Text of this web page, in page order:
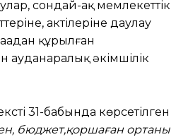
сондай-ақ мемлекеттік
актілеріне даулау
құрылған
әкімшілік
31-бабында көрсетілген
бюджет,қоршаған ортаны